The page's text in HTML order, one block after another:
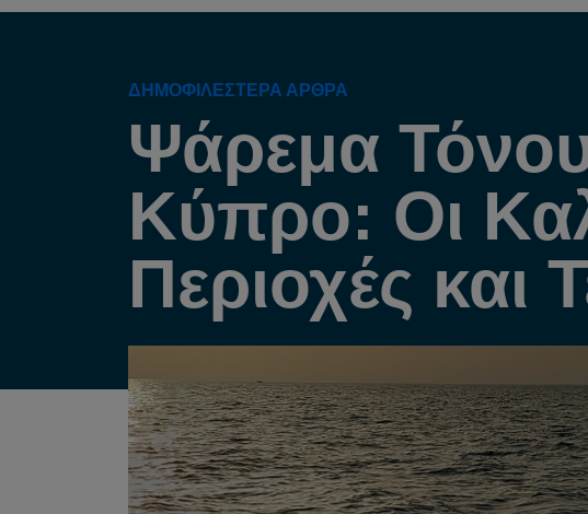
ΔΗΜΟΦΙΛΈΣΤΕΡΑ ΆΡΘΡΑ
Ψάρεμα
Κύπρο: Οι
Περιοχές και